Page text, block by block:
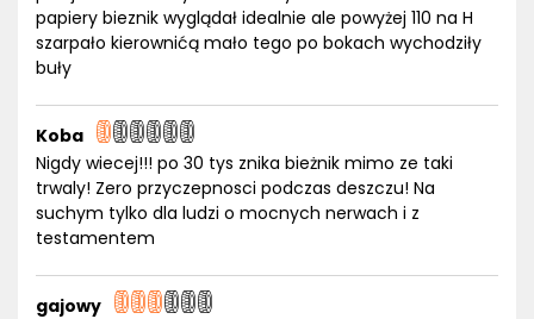
papiery bieznik wyglądał idealnie ale powyżej 110 na H
szarpało kierownićą mało tego po bokach wychodziły
buły
Koba
Nigdy wiecej!!! po 30 tys znika bieżnik mimo ze taki
trwaly! Zero przyczepnosci podczas deszczu! Na
suchym tylko dla ludzi o mocnych nerwach i z
testamentem
gajowy